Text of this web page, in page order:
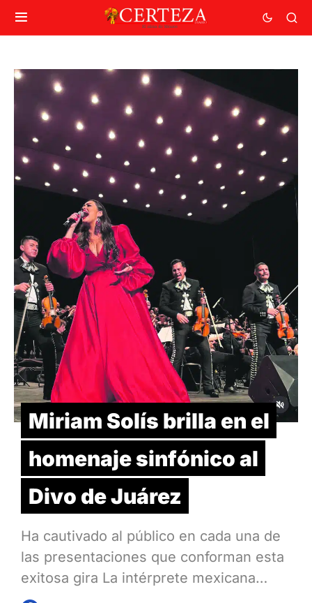
Miriam Solís brilla en el
homenaje sinfónico al
Divo de Juárez
Ha cautivado al público en cada una de
las presentaciones que conforman esta
exitosa gira La intérprete mexicana…